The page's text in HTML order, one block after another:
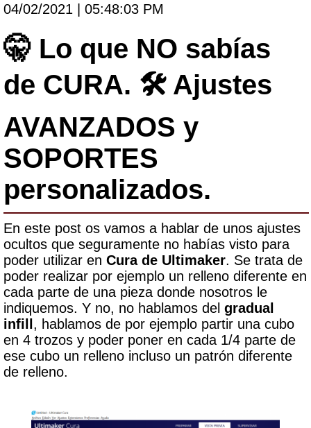
04/02/2021 | 05:48:03 PM
🤫 Lo que NO sabías
de CURA. 🛠️ Ajustes
AVANZADOS y
SOPORTES
personalizados.
En este post os vamos a hablar de unos ajustes
ocultos que seguramente no habías visto para
poder utilizar en Cura de Ultimaker. Se trata de
poder realizar por ejemplo un relleno diferente en
cada parte de una pieza donde nosotros le
indiquemos. Y no, no hablamos del gradual
infill, hablamos de por ejemplo partir una cubo
en 4 trozos y poder poner en cada 1/4 parte de
ese cubo un relleno incluso un patrón diferente
de relleno.